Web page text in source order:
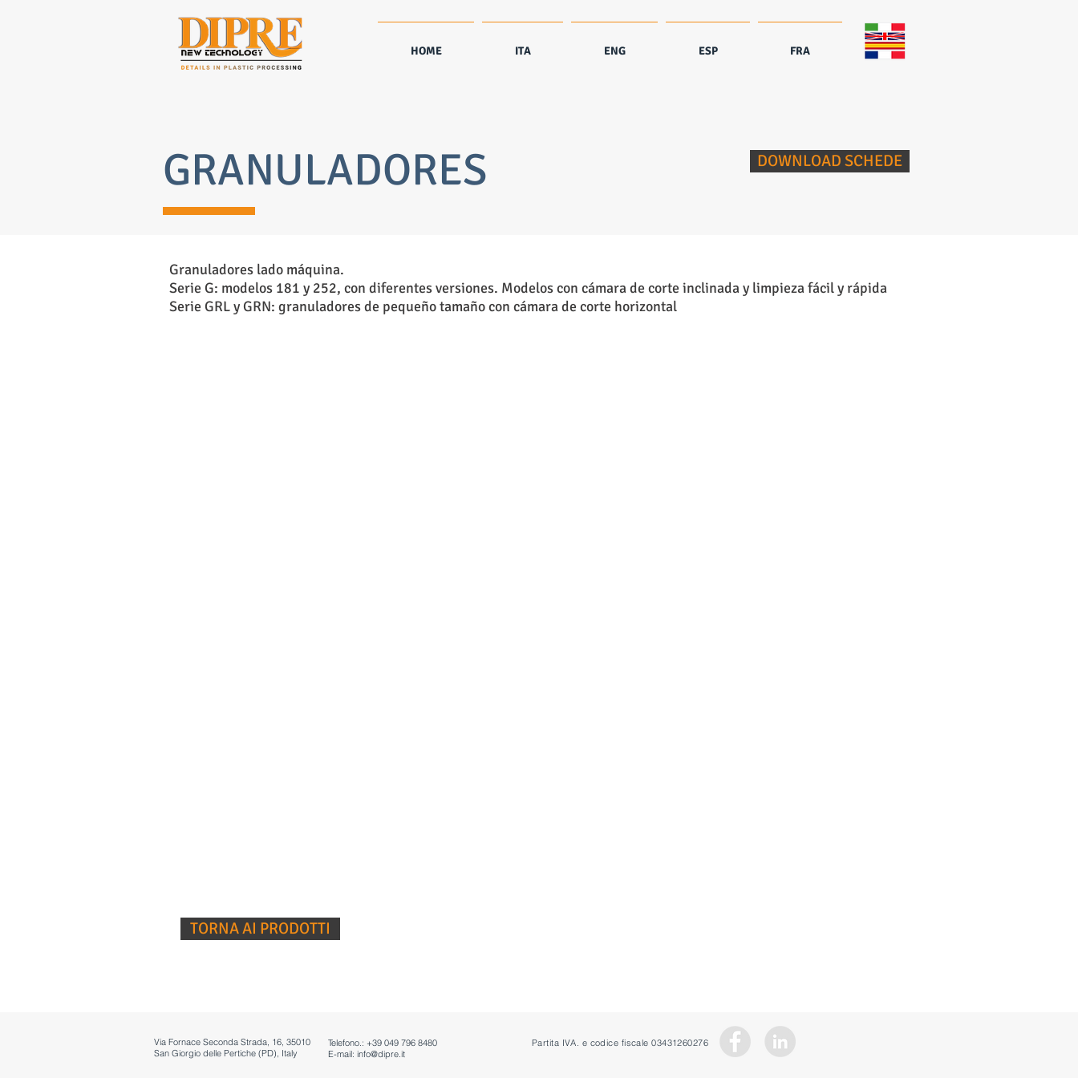
HOME ITA ENG ESP FRA
GRANULADORES DOWNLOAD SCHEDE
Granuladores lado máquina.
Serie G: modelos 181 y 252, con diferentes versiones. Modelos con cámara de corte inclinada y limpieza fácil y rápida
Serie GRL y GRN: granuladores de pequeño tamaño con cámara de corte horizontal
TORNA AI PRODOTTI
Via Fornace Seconda Strada, 16, 35010
San Giorgio delle Pertiche (PD), Italy
Telefono.: +39 049 796 8480
E-mail: info@dipre.it
Partita IVA. e codice fiscale 03431260276